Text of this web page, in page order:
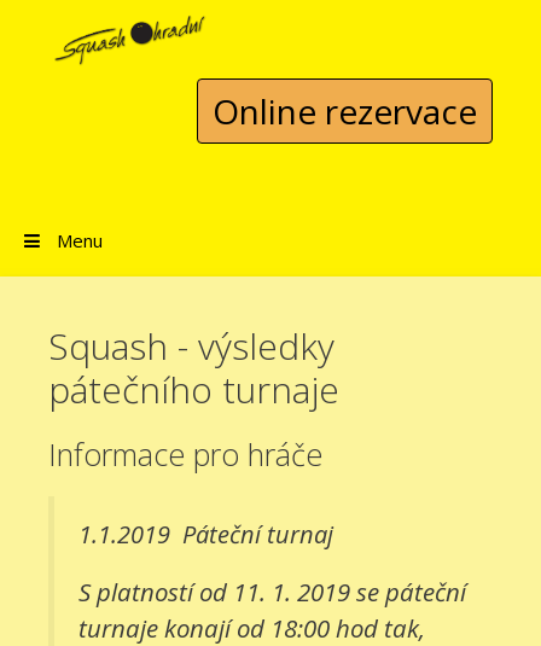
Přeskočit na obsah
Online rezervace
Menu
Squash - výsledky
pátečního turnaje
Informace pro hráče
1.1.2019 Páteční turnaj
S platností od 11. 1. 2019 se páteční
turnaje konají od 18:00 hod tak,